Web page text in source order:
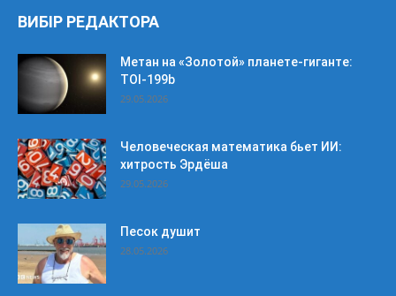
ВИБІР РЕДАКТОРА
Метан на «Золотой» планете-гиганте:
TOI-199b
29.05.2026
Человеческая математика бьет ИИ:
хитрость Эрдёша
29.05.2026
Песок душит
28.05.2026